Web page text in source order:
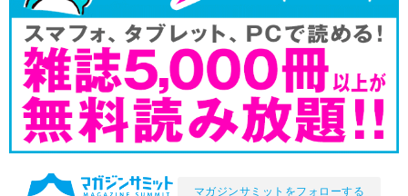
マガジンサミットをフォローする